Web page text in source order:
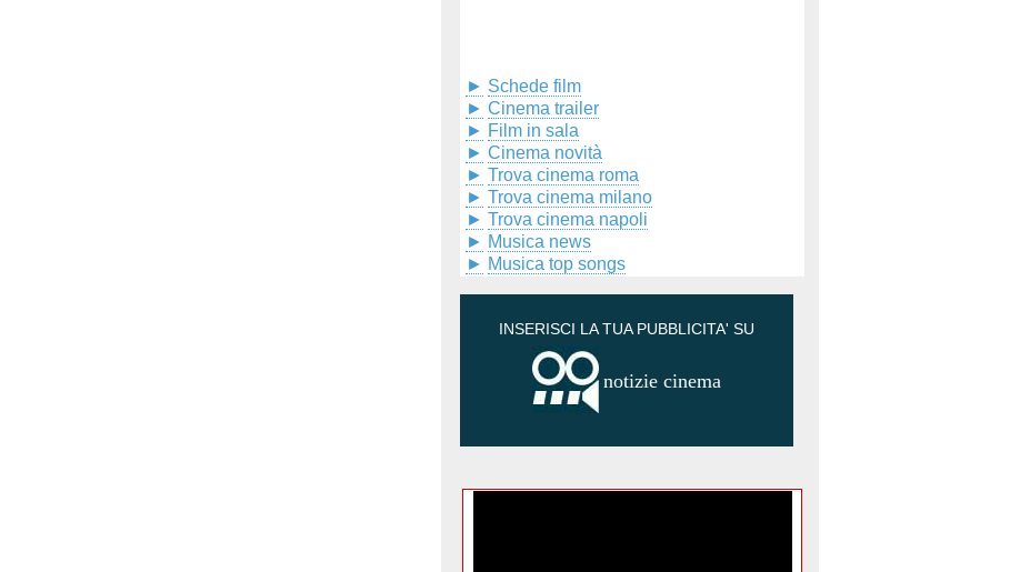
► Schede film
► Cinema trailer
► Film in sala
► Cinema novità
► Trova cinema roma
► Trova cinema milano
► Trova cinema napoli
► Musica news
► Musica top songs
INSERISCI LA TUA PUBBLICITA' SU
notizie cinema